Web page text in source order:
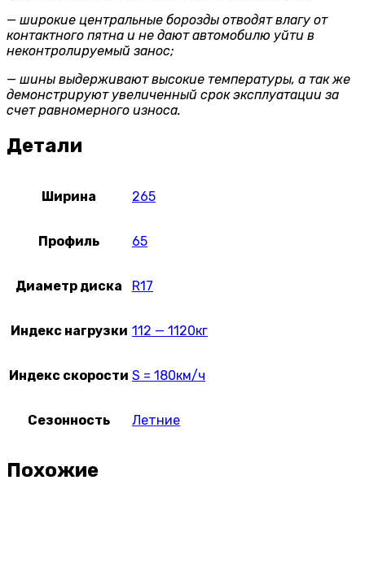
— широкие центральные борозды отводят влагу от
контактного пятна и не дают автомобилю уйти в
неконтролируемый занос;
— шины выдерживают высокие температуры, а так же
демонстрируют увеличенный срок эксплуатации за
счет равномерного износа.
Детали
Ширина 265
Профиль 65
Диаметр диска R17
Индекс нагрузки 112 — 1120кг
Индекс скорости S = 180км/ч
Сезонность Летние
Похожие